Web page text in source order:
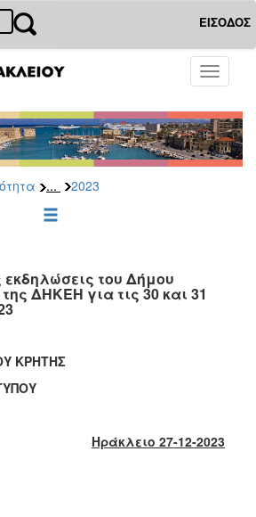
ΕΙΣΟΔΟΣ
Toggle
... 2023
εκδηλώσεις του Δήμου
ΔΗΚΕΗ για τις 30 και 31
ΚΡΗΤΗΣ
Ηράκλειο 27-12-2023